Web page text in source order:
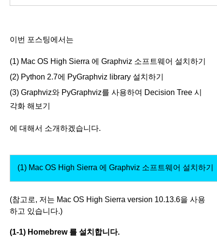
이번 포스팅에서는
(1) Mac OS High Sierra 에 Graphviz 소프트웨어 설치하기
(2) Python 2.7에 PyGraphviz library 설치하기
(3) Graphviz와 PyGraphviz를 사용하여 Decision Tree 시
각화 해보기
에 대해서 소개하겠습니다.
(1) Mac OS High Sierra 에 Graphviz 소프트웨어 설치하기
(참고로, 저는 Mac OS High Sierra version 10.13.6을 사용
하고 있습니다.)
(1-1) Homebrew 를 설치합니다.